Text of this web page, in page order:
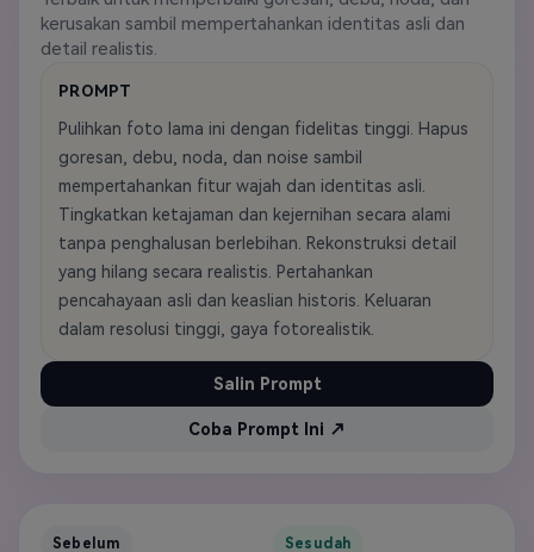
kerusakan sambil mempertahankan identitas asli dan
detail realistis.
PROMPT
Pulihkan foto lama ini dengan fidelitas tinggi. Hapus
goresan, debu, noda, dan noise sambil
mempertahankan fitur wajah dan identitas asli.
Tingkatkan ketajaman dan kejernihan secara alami
tanpa penghalusan berlebihan. Rekonstruksi detail
yang hilang secara realistis. Pertahankan
pencahayaan asli dan keaslian historis. Keluaran
dalam resolusi tinggi, gaya fotorealistik.
Salin Prompt
Coba Prompt Ini ↗
Sebelum Sesudah